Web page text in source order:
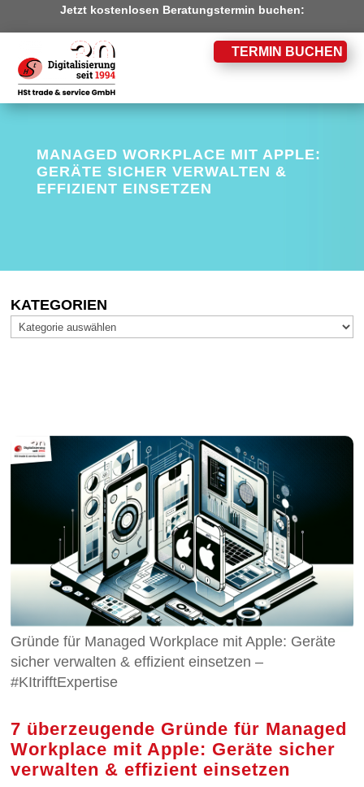
Jetzt kostenlosen Beratungstermin buchen:
TERMIN BUCHEN
MANAGED WORKPLACE MIT APPLE:
GERÄTE SICHER VERWALTEN &
EFFIZIENT EINSETZEN
KATEGORIEN
Gründe für Managed Workplace mit Apple: Geräte
sicher verwalten & effizient einsetzen –
#KItrifftExpertise
7 überzeugende Gründe für Managed
Workplace mit Apple: Geräte sicher
verwalten & effizient einsetzen